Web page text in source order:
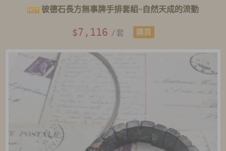
彼德石長方無事牌手排套組~自然天成的流動
$7,116 /套 購買